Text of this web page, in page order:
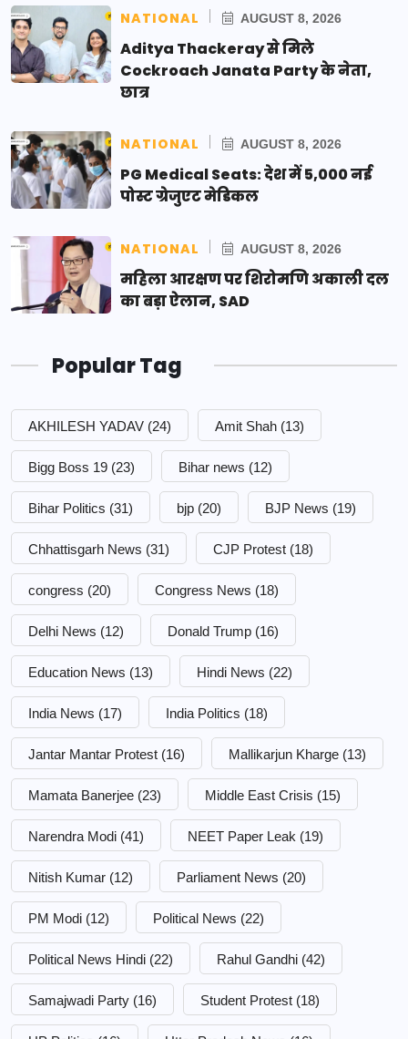
NATIONAL AUGUST 8, 2026
Aditya Thackeray से मिले
Cockroach Janata Party के नेता,
छात्र
NATIONAL AUGUST 8, 2026
PG Medical Seats: देश में 5,000 नई
पोस्ट ग्रेजुएट मेडिकल
NATIONAL AUGUST 8, 2026
महिला आरक्षण पर शिरोमणि अकाली दल
का बड़ा ऐलान, SAD
Popular Tag
AKHILESH YADAV (24) Amit Shah (13)
Bigg Boss 19 (23) Bihar news (12)
Bihar Politics (31) bjp (20) BJP News (19)
Chhattisgarh News (31) CJP Protest (18)
congress (20) Congress News (18)
Delhi News (12) Donald Trump (16)
Education News (13) Hindi News (22)
India News (17) India Politics (18)
Jantar Mantar Protest (16) Mallikarjun Kharge (13)
Mamata Banerjee (23) Middle East Crisis (15)
Narendra Modi (41) NEET Paper Leak (19)
Nitish Kumar (12) Parliament News (20)
PM Modi (12) Political News (22)
Political News Hindi (22) Rahul Gandhi (42)
Samajwadi Party (16) Student Protest (18)